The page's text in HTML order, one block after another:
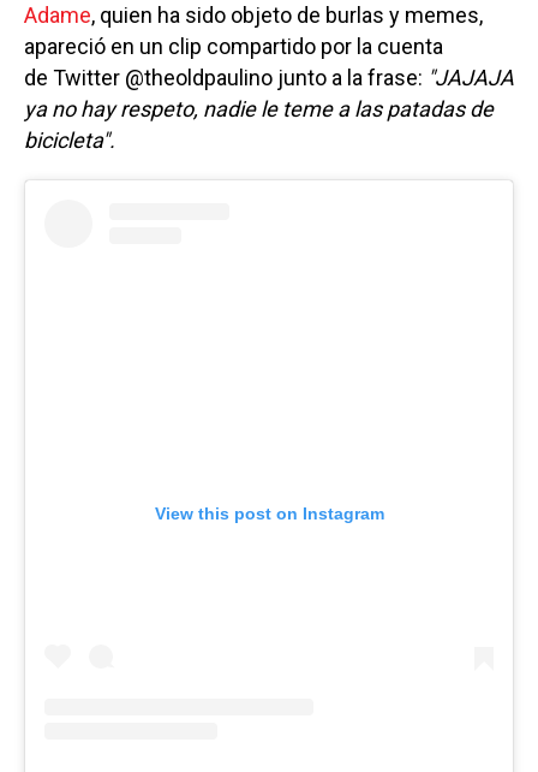
Adame, quien ha sido objeto de burlas y memes,
apareció en un clip compartido por la cuenta
de Twitter @theoldpaulino junto a la frase: "JAJAJA
ya no hay respeto, nadie le teme a las patadas de
bicicleta".
View this post on Instagram